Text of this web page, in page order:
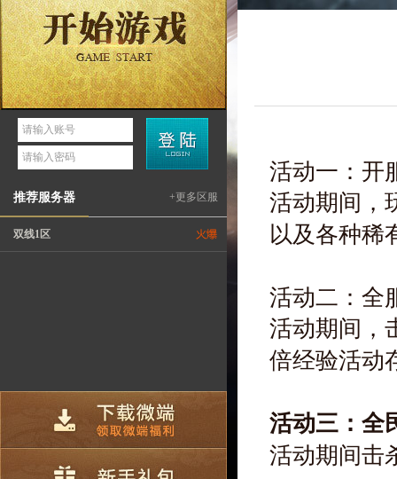
双线1区
+更多区服
推荐服务器
双线1区
活动一：开
活动期间，
以及各种稀
活动二：全
活动期间，
倍经验活动
活动三：全
活动期间击